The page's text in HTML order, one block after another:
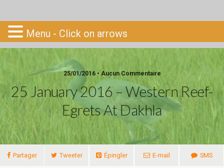
Go-South
25/01/2016 • Aucun Commentaire
25 January 2016 – Western Reef-
Egrets At Dakhla
Partager Tweeter Épingler E-mail SMS
Menu - Click on arrows